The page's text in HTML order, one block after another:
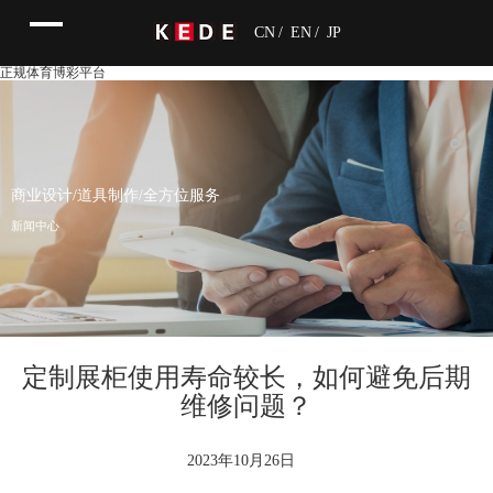
正规体育博彩平台
CN / EN / JP
商业设计/道具制作/全方位服务
新闻中心
定制展柜使用寿命较长，如何避免后期
维修问题？
2023年10月26日